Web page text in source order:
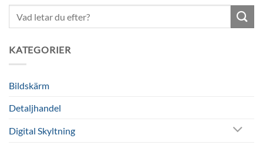
KATEGORIER
Bildskärm
Detaljhandel
Digital Skyltning